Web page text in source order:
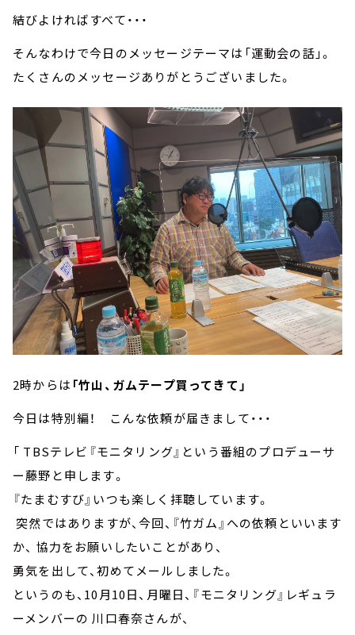
結びよければすべて・・・
そんなわけで今日のメッセージテーマは「運動会の話」。
たくさんのメッセージありがとうございました。
2時からは 「竹山、ガムテープ買ってきて」
今日は特別編！ こんな依頼が届きまして・・・
「 TBSテレビ『モニタリング』という番組のプロデューサ
ー藤野と申します。
『たまむすび』いつも楽しく拝聴しています。
突然ではありますが、今回、『竹ガム』への依頼といいます
か、 協力をお願いしたいことがあり、
勇気を出して、初めてメールしました。
というのも、10月10日、月曜日、『モニタリング』レギュラ
ーメンバーの 川口春奈さんが、